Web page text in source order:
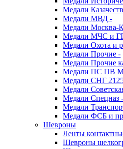
Медали
Медали МВД -
Медали
Медали МЧС и
Медали Охота и
Медали Прочие -
Медали Прочие
Медали ПС ПВ
Медали СНГ
Медали
Медали Спецназ -
Медали
Медали ФСБ и
Шевроны
Ленты
Шевроны